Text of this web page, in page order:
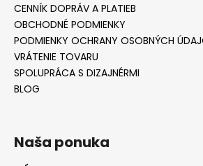
CENNÍK DOPRÁV A PLATIEB
OBCHODNÉ PODMIENKY
PODMIENKY OCHRANY OSOBNÝCH
VRÁTENIE TOVARU
SPOLUPRÁCA S DIZAJNÉRMI
BLOG
Naša ponuka